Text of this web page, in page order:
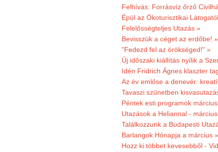
Felhívás: Forrásvíz őrző
Épül az Ökoturisztikai
Felelősségteljes Utazás »
Bevisszük a céget az erdőbe! »
"Fedezd fel az örökséged!" »
Új időszaki kiállítás nyílik a
Idén Fridrich Ágnes klaszter
Az év emlőse a denevér:
Tavaszi szünetben
Péntek esti programok
Utazások a Heliannal -
Találkozzunk a Budapesti
Barlangok Hónapja a március »
Hozz ki többet kevesebből -